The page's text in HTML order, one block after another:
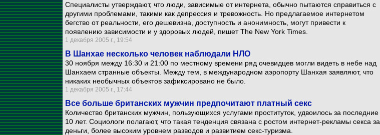
Специалисты утверждают, что люди, зависимые от интернета, обычно пытаются справиться с
другими проблемами, такими как депрессия и тревожность. Но предлагаемое интернетом
бегство от реальности, его дешевизна, доступность и анонимность, могут привести к
появлению зависимости и у здоровых людей, пишет The New York Times.
1 декабря 2005 г., 19:54
В Шанхае несколько человек наблюдали НЛО
30 ноября между 16:30 и 21:00 по местному времени ряд очевидцев могли видеть в небе над
Шанхаем странные объекты. Между тем, в международном аэропорту Шанхая заявляют, что
никаких необычных объектов зафиксировано не было.
1 декабря 2005 г., 17:44
Все больше британских мужчин предпочитают платный секс
Количество британских мужчин, пользующихся услугами проституток, удвоилось за последние
10 лет. Социологи полагают, что такая тенденция связана с ростом интернет-рекламы секса за
деньги, более высоким уровнем разводов и развитием секс-туризма.